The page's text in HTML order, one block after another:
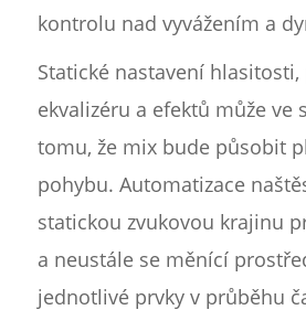
kontrolu nad vyvážením a
Statické nastavení
ekvalizéru a efektů může ve
tomu, že mix bude působit
pohybu. Automatizace
statickou zvukovou krajinu
a neustále se měnící
jednotlivé prvky v průběhu